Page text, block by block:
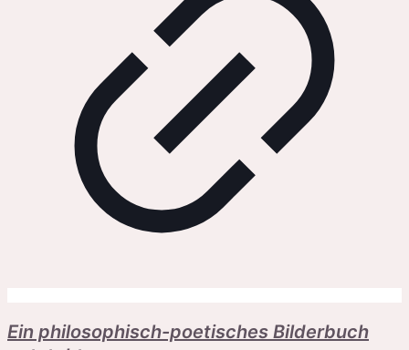
Ein philosophisch-poetisches Bilderbuch